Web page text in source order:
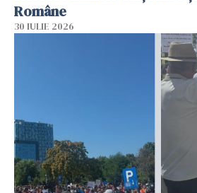
Române
30 IULIE 2026